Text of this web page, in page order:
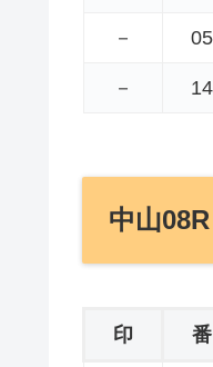
－ 05
－ 14
中山
印 番